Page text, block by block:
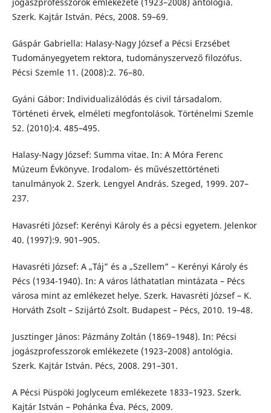
jogászprofesszorok emlékezete (1923–2008) antológia.
Szerk. Kajtár István. Pécs, 2008. 59–69.
Gáspár Gabriella: Halasy-Nagy József a Pécsi Erzsébet
Tudományegyetem rektora, tudományszervező filozófus.
Pécsi Szemle 11. (2008):2. 76–80.
Gyáni Gábor: Individualizálódás és civil társadalom.
Történeti érvek, elméleti megfontolások. Történelmi Szemle
52. (2010):4. 485–495.
Halasy-Nagy József: Summa vitae. In: A Móra Ferenc
Múzeum Évkönyve. Irodalom- és művészettörténeti
tanulmányok 2. Szerk. Lengyel András. Szeged, 1999. 207–
237.
Havasréti József: Kerényi Károly és a pécsi egyetem. Jelenkor
40. (1997):9. 901–905.
Havasréti József: A „Táj” és a „Szellem” – Kerényi Károly és
Pécs (1934-1940). In: A város láthatatlan mintázata – Pécs
városa mint az emlékezet helye. Szerk. Havasréti József – K.
Horváth Zsolt – Szijártó Zsolt. Budapest – Pécs, 2010. 19–48.
Jusztinger János: Pázmány Zoltán (1869–1948). In: Pécsi
jogászprofesszorok emlékezete (1923–2008) antológia.
Szerk. Kajtár István. Pécs, 2008. 291–301.
A Pécsi Püspöki Joglyceum emlékezete 1833–1923. Szerk.
Kajtár István – Pohánka Éva. Pécs, 2009.